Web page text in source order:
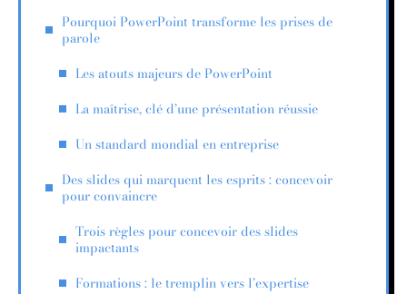
Pourquoi PowerPoint transforme les prises de
parole
Les atouts majeurs de PowerPoint
La maîtrise, clé d’une présentation réussie
Un standard mondial en entreprise
Des slides qui marquent les esprits : concevoir
pour convaincre
Trois règles pour concevoir des slides
impactants
Formations : le tremplin vers l’expertise